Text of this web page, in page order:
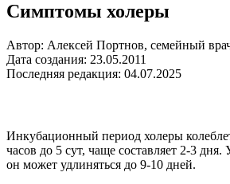
Симптомы холеры
Автор: Алексей Портнов, семейный
Дата создания: 23.05.2011
Последняя редакция: 04.07.2025
Инкубационный период холеры
часов до 5 сут, чаще составляет 2-3
он может удлиняться до 9-10 дней.